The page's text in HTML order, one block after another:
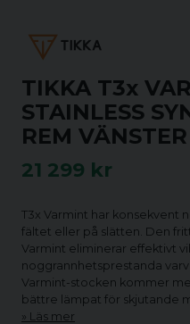
TIKKA T3x
STAINLESS
REM VÄNSTER
21 299 kr
T3x Varmint har konsekvent
fältet eller på slätten. Den
Varmint eliminerar effektivt
noggrannhetsprestanda
Varmint-stocken kommer
bättre lämpat för skjutande
Läs mer